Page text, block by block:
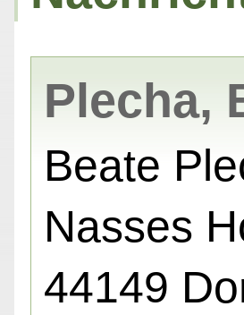
Plecha,
Beate
Nasses
44149